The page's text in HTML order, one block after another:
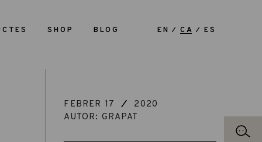
SHOP BLOG EN CA ES
FEBRER 17
2020
AUTOR: GRAPAT